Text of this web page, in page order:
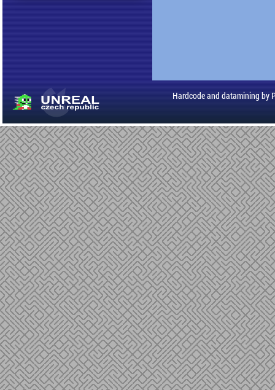
Hardcode and datamining by